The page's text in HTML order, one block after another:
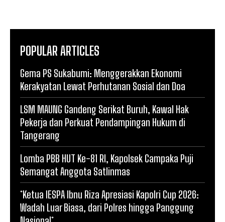
POPULAR ARTICLES
Gema PS Sukabumi: Menggerakkan Ekonomi
Kerakyatan Lewat Perhutanan Sosial dan Doa
LSM MAUNG Gandeng Serikat Buruh, Kawal Hak
Pekerja dan Perkuat Pendampingan Hukum di
Tangerang
Lomba PBB HUT Ke-81 RI, Kapolsek Campaka Puji
Semangat Anggota Satlinmas
*Ketua IESPA Ibnu Riza Apresiasi Kapolri Cup 2026:
Wadah Luar Biasa, dari Polres hingga Panggung